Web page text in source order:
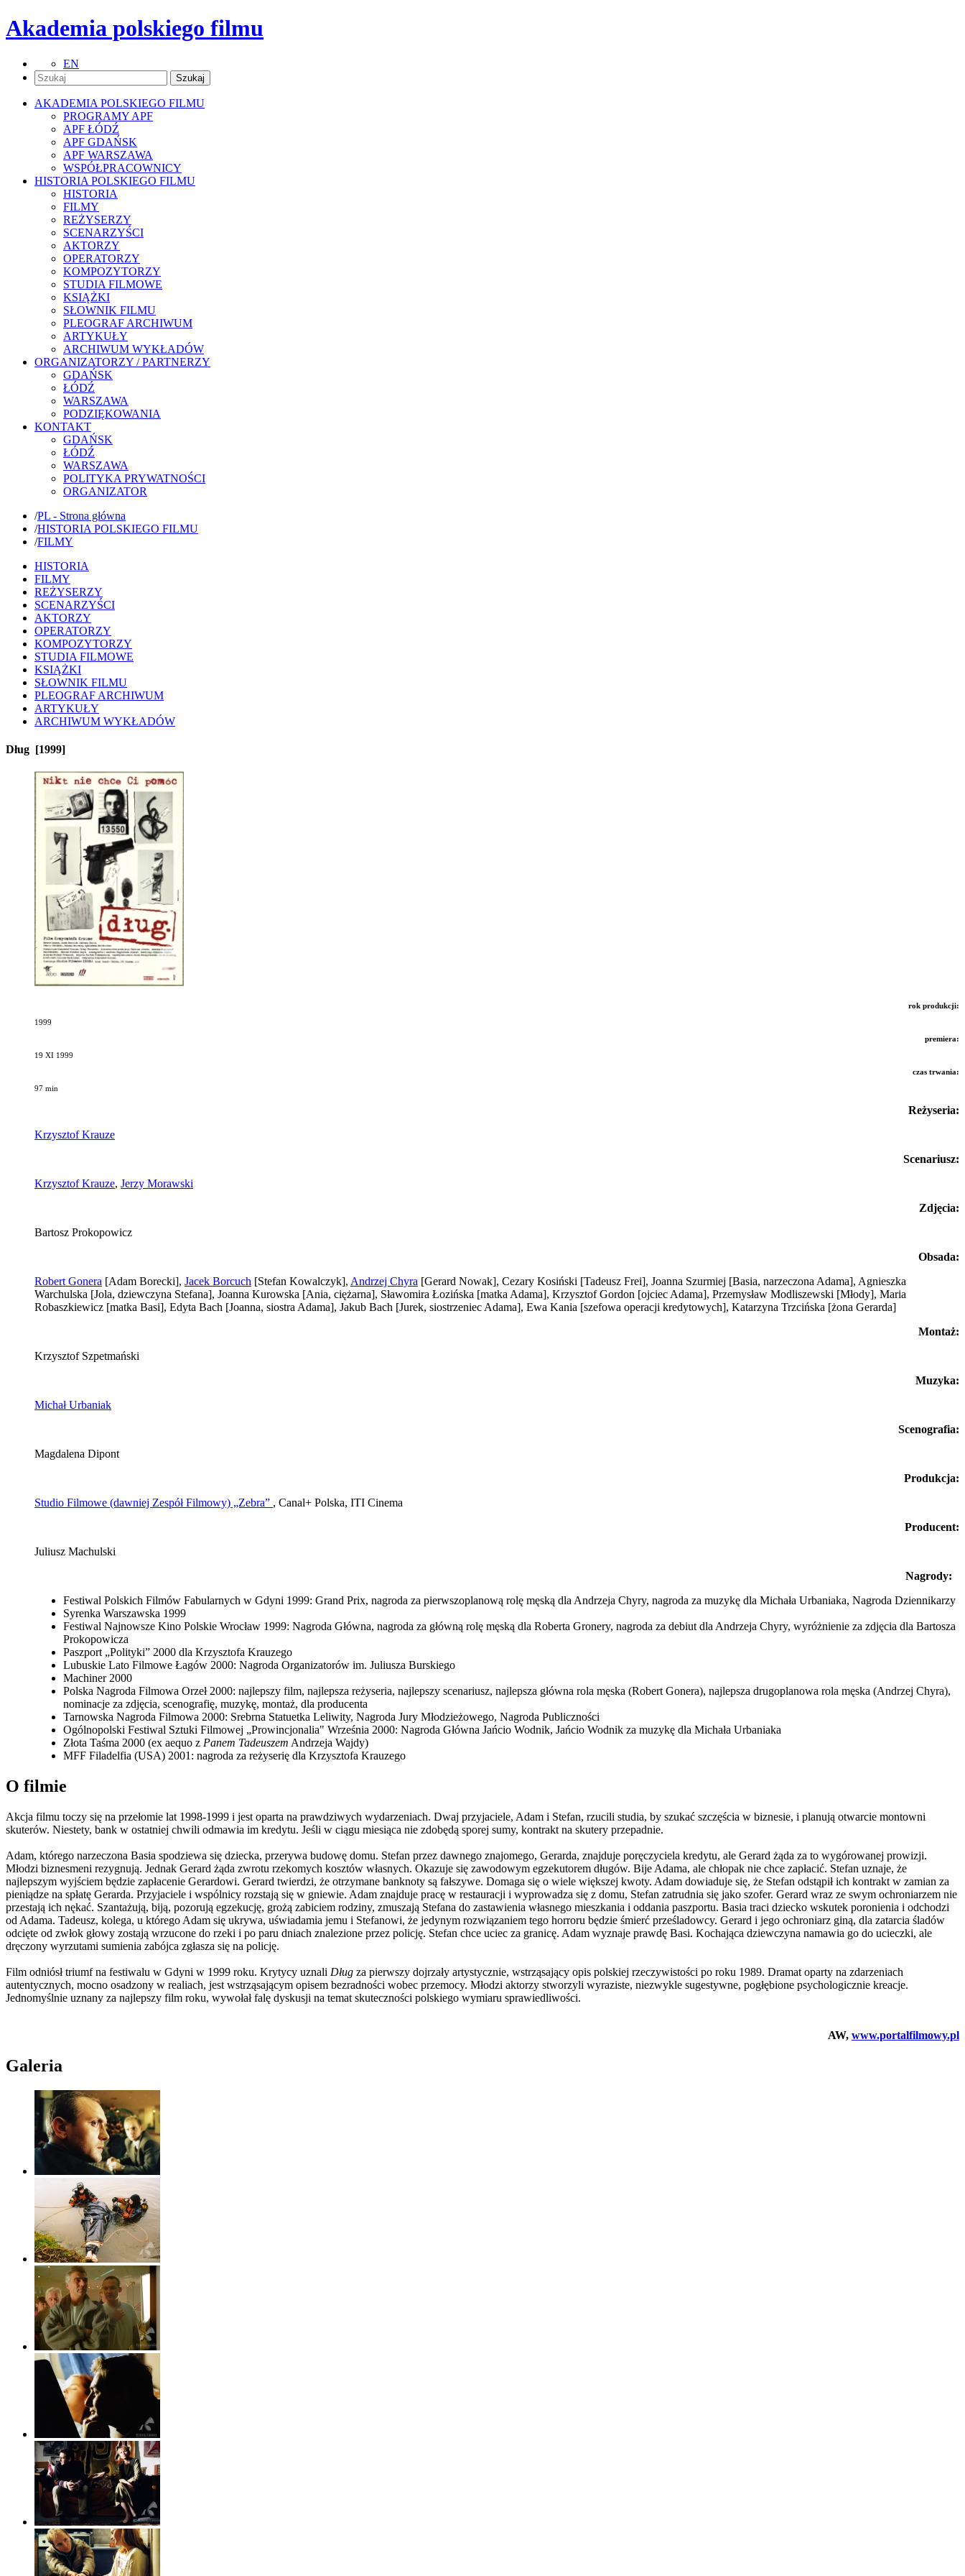
Akademia polskiego filmu
EN
AKADEMIA POLSKIEGO FILMU
PROGRAMY APF
APF ŁÓDŹ
APF GDAŃSK
APF WARSZAWA
WSPÓŁPRACOWNICY
HISTORIA POLSKIEGO FILMU
HISTORIA
FILMY
REŻYSERZY
SCENARZYŚCI
AKTORZY
OPERATORZY
KOMPOZYTORZY
STUDIA FILMOWE
KSIĄŻKI
SŁOWNIK FILMU
PLEOGRAF ARCHIWUM
ARTYKUŁY
ARCHIWUM WYKŁADÓW
ORGANIZATORZY / PARTNERZY
GDAŃSK
ŁÓDŹ
WARSZAWA
PODZIĘKOWANIA
KONTAKT
GDAŃSK
ŁÓDŹ
WARSZAWA
POLITYKA PRYWATNOŚCI
ORGANIZATOR
/PL - Strona główna
/HISTORIA POLSKIEGO FILMU
/FILMY
HISTORIA
FILMY
REŻYSERZY
SCENARZYŚCI
AKTORZY
OPERATORZY
KOMPOZYTORZY
STUDIA FILMOWE
KSIĄŻKI
SŁOWNIK FILMU
PLEOGRAF ARCHIWUM
ARTYKUŁY
ARCHIWUM WYKŁADÓW
Dług [1999]
rok produkcji:
1999
premiera:
19 XI 1999
czas trwania:
97 min
Reżyseria:
Krzysztof Krauze
Scenariusz:
Krzysztof Krauze, Jerzy Morawski
Zdjęcia:
Bartosz Prokopowicz
Obsada:
Robert Gonera [Adam Borecki], Jacek Borcuch [Stefan Kowalczyk], Andrzej Chyra [Gerard Nowak], Cezary Kosiński [Tadeusz Frei], Joanna Szurmiej [Basia, narzeczona Adama], Agnieszka
Warchulska [Jola, dziewczyna Stefana], Joanna Kurowska [Ania, ciężarna], Sławomira Łozińska [matka Adama], Krzysztof Gordon [ojciec Adama], Przemysław Modliszewski [Młody], Maria
Robaszkiewicz [matka Basi], Edyta Bach [Joanna, siostra Adama], Jakub Bach [Jurek, siostrzeniec Adama], Ewa Kania [szefowa operacji kredytowych], Katarzyna Trzcińska [żona Gerarda]
Montaż:
Krzysztof Szpetmański
Muzyka:
Michał Urbaniak
Scenografia:
Magdalena Dipont
Produkcja:
Studio Filmowe (dawniej Zespół Filmowy) „Zebra” , Canal+ Polska, ITI Cinema
Producent:
Juliusz Machulski
Nagrody:
Festiwal Polskich Filmów Fabularnych w Gdyni 1999: Grand Prix, nagroda za pierwszoplanową rolę męską dla Andrzeja Chyry, nagroda za muzykę dla Michała Urbaniaka, Nagroda Dziennikarzy
Syrenka Warszawska 1999
Festiwal Najnowsze Kino Polskie Wrocław 1999: Nagroda Główna, nagroda za główną rolę męską dla Roberta Gronery, nagroda za debiut dla Andrzeja Chyry, wyróżnienie za zdjęcia dla Bartosza
Prokopowicza
Paszport „Polityki” 2000 dla Krzysztofa Krauzego
Lubuskie Lato Filmowe Łagów 2000: Nagroda Organizatorów im. Juliusza Burskiego
Machiner 2000
Polska Nagroda Filmowa Orzeł 2000: najlepszy film, najlepsza reżyseria, najlepszy scenariusz, najlepsza główna rola męska (Robert Gonera), najlepsza drugoplanowa rola męska (Andrzej Chyra),
nominacje za zdjęcia, scenografię, muzykę, montaż, dla producenta
Tarnowska Nagroda Filmowa 2000: Srebrna Statuetka Leliwity, Nagroda Jury Młodzieżowego, Nagroda Publiczności
Ogólnopolski Festiwal Sztuki Filmowej „Prowincjonalia" Września 2000: Nagroda Główna Jańcio Wodnik, Jańcio Wodnik za muzykę dla Michała Urbaniaka
Złota Taśma 2000 (ex aequo z Panem Tadeuszem Andrzeja Wajdy)
MFF Filadelfia (USA) 2001: nagroda za reżyserię dla Krzysztofa Krauzego
O filmie
Akcja filmu toczy się na przełomie lat 1998-1999 i jest oparta na prawdziwych wydarzeniach. Dwaj przyjaciele, Adam i Stefan, rzucili studia, by szukać szczęścia w biznesie, i planują otwarcie montowni
skuterów. Niestety, bank w ostatniej chwili odmawia im kredytu. Jeśli w ciągu miesiąca nie zdobędą sporej sumy, kontrakt na skutery przepadnie.
Adam, którego narzeczona Basia spodziewa się dziecka, przerywa budowę domu. Stefan przez dawnego znajomego, Gerarda, znajduje poręczyciela kredytu, ale Gerard żąda za to wygórowanej prowizji.
Młodzi biznesmeni rezygnują. Jednak Gerard żąda zwrotu rzekomych kosztów własnych. Okazuje się zawodowym egzekutorem długów. Bije Adama, ale chłopak nie chce zapłacić. Stefan uznaje, że
najlepszym wyjściem będzie zapłacenie Gerardowi. Gerard twierdzi, że otrzymane banknoty są fałszywe. Domaga się o wiele większej kwoty. Adam dowiaduje się, że Stefan odstąpił ich kontrakt w zamian za
pieniądze na spłatę Gerarda. Przyjaciele i wspólnicy rozstają się w gniewie. Adam znajduje pracę w restauracji i wyprowadza się z domu, Stefan zatrudnia się jako szofer. Gerard wraz ze swym ochroniarzem nie
przestają ich nękać. Szantażują, biją, pozorują egzekucję, grożą zabiciem rodziny, zmuszają Stefana do zastawienia własnego mieszkania i oddania paszportu. Basia traci dziecko wskutek poronienia i odchodzi
od Adama. Tadeusz, kolega, u którego Adam się ukrywa, uświadamia jemu i Stefanowi, że jedynym rozwiązaniem tego horroru będzie śmierć prześladowcy. Gerard i jego ochroniarz giną, dla zatarcia śladów
odcięte od zwłok głowy zostają wrzucone do rzeki i po paru dniach znalezione przez policję. Stefan chce uciec za granicę. Adam wyznaje prawdę Basi. Kochająca dziewczyna namawia go do ucieczki, ale
dręczony wyrzutami sumienia zabójca zgłasza się na policję.
Film odniósł triumf na festiwalu w Gdyni w 1999 roku. Krytycy uznali Dług za pierwszy dojrzały artystycznie, wstrząsający opis polskiej rzeczywistości po roku 1989. Dramat oparty na zdarzeniach
autentycznych, mocno osadzony w realiach, jest wstrząsającym opisem bezradności wobec przemocy. Młodzi aktorzy stworzyli wyraziste, niezwykle sugestywne, pogłębione psychologicznie kreacje.
Jednomyślnie uznany za najlepszy film roku, wywołał falę dyskusji na temat skuteczności polskiego wymiaru sprawiedliwości.
AW, www.portalfilmowy.pl
Galeria